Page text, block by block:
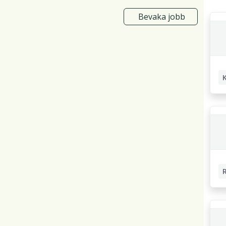
Bevaka jobb